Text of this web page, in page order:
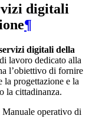
digitali
¶
digitali della
lavoro dedicato alla
l’obiettivo di fornire
progettazione e la
la cittadinanza.
operativo di